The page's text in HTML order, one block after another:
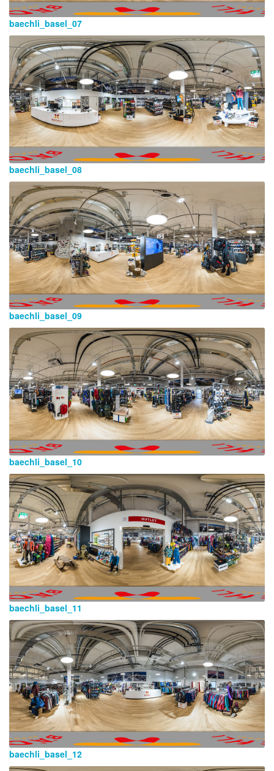
baechli_basel_07
baechli_basel_08
baechli_basel_09
baechli_basel_10
baechli_basel_11
baechli_basel_12